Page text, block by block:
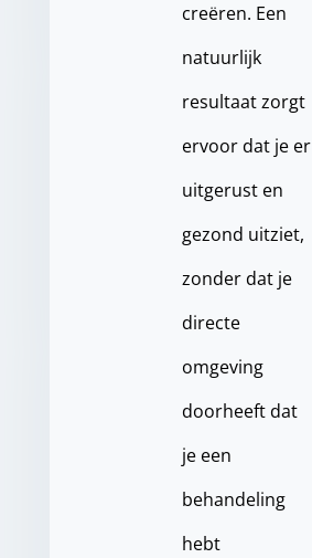
creëren. Een
natuurlijk
resultaat zorgt
ervoor dat je er
uitgerust en
gezond uitziet,
zonder dat je
directe
omgeving
doorheeft dat
je een
behandeling
hebt